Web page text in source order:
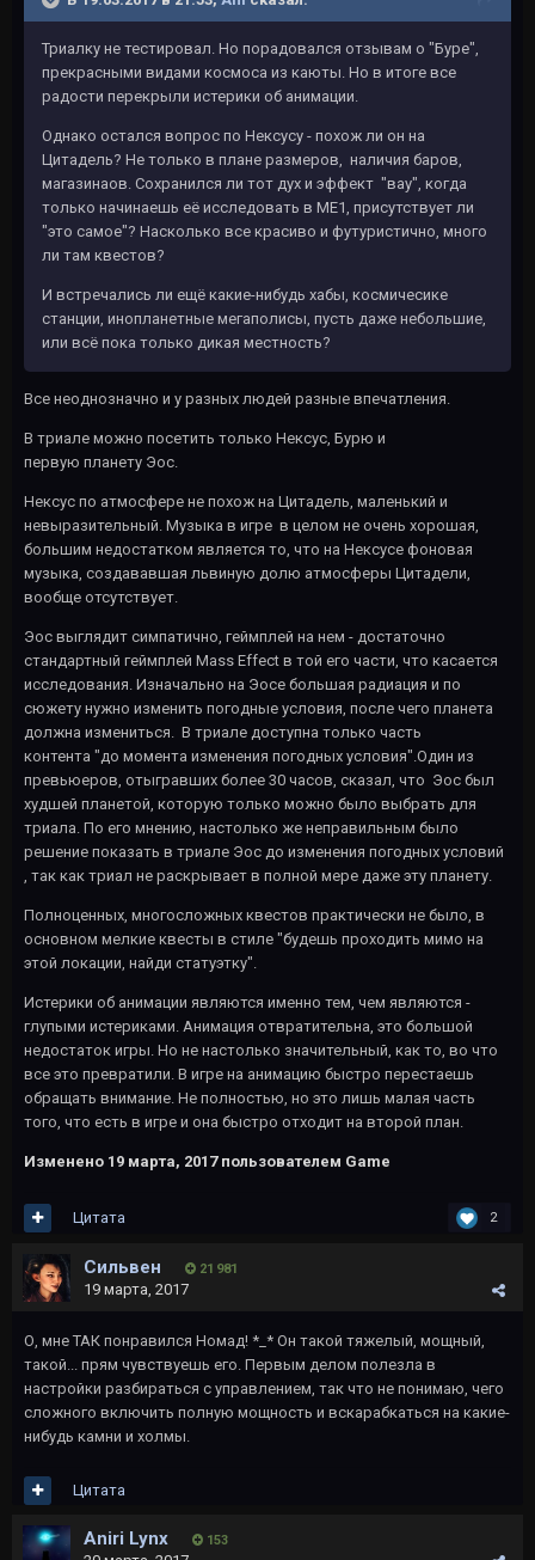
Триалку не тестировал. Но порадовался отзывам о "Буре",
прекрасными видами космоса из каюты. Но в итоге все
радости перекрыли истерики об анимации.
Однако остался вопрос по Нексусу - похож ли он на
Цитадель? Не только в плане размеров, наличия баров,
магазинаов. Сохранился ли тот дух и эффект "вау", когда
только начинаешь её исследовать в МЕ1, присутствует ли
"это самое"? Насколько все красиво и футуристично, много
ли там квестов?
И встречались ли ещё какие-нибудь хабы, космичесике
станции, инопланетные мегаполисы, пусть даже небольшие,
или всё пока только дикая местность?
Все неоднозначно и у разных людей разные впечатления.
В триале можно посетить только Нексус, Бурю и
первую планету Эос.
Нексус по атмосфере не похож на Цитадель, маленький и
невыразительный. Музыка в игре в целом не очень хорошая,
большим недостатком является то, что на Нексусе фоновая
музыка, создававшая львиную долю атмосферы Цитадели,
вообще отсутствует.
Эос выглядит симпатично, геймплей на нем - достаточно
стандартный геймплей Mass Effect в той его части, что касается
исследования. Изначально на Эосе большая радиация и по
сюжету нужно изменить погодные условия, после чего планета
должна измениться. В триале доступна только часть
контента "до момента изменения погодных условия".Один из
превьюеров, отыгравших более 30 часов, сказал, что Эос был
худшей планетой, которую только можно было выбрать для
триала. По его мнению, настолько же неправильным было
решение показать в триале Эос до изменения погодных условий
, так как триал не раскрывает в полной мере даже эту планету.
Полноценных, многосложных квестов практически не было, в
основном мелкие квесты в стиле "будешь проходить мимо на
этой локации, найди статуэтку".
Истерики об анимации являются именно тем, чем являются -
глупыми истериками. Анимация отвратительна, это большой
недостаток игры. Но не настолько значительный, как то, во что
все это превратили. В игре на анимацию быстро перестаешь
обращать внимание. Не полностью, но это лишь малая часть
того, что есть в игре и она быстро отходит на второй план.
Изменено 19 марта, 2017пользователем Game
2
Цитата
Сильвен 21 981
19 марта, 2017
О, мне ТАК понравился Номад! *_* Он такой тяжелый, мощный,
такой... прям чувствуешь его. Первым делом полезла в
настройки разбираться с управлением, так что не понимаю, чего
сложного включить полную мощность и вскарабкаться на какие-
нибудь камни и холмы.
Цитата
Aniri Lynx 153